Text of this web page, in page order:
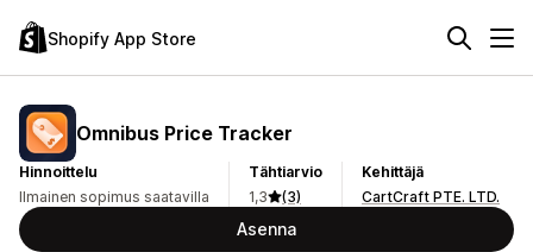
Shopify App Store
Omnibus Price Tracker
Hinnoittelu
Ilmainen sopimus saatavilla
Tähtiarvio
1,3
(3)
Kehittäjä
CartCraft PTE. LTD.
Asenna